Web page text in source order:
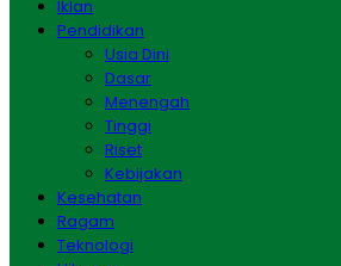
Iklan
Pendidikan
Usia Dini
Dasar
Menengah
Tinggi
Riset
Kebijakan
Kesehatan
Ragam
Teknologi